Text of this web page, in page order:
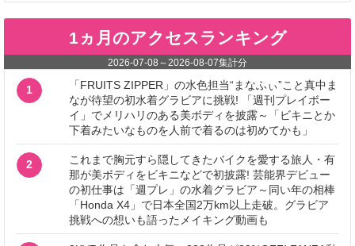
1ヵ月のアクセスランキング
2026-07-08 ～2026-08-07集計分
1
「FRUITS ZIPPER」の水色担当“まなふぃ”こと真中ま
なが待望の初水着グラビアに挑戦! 「週刊プレイボー
イ」でメリハリのある美ボディを披露～「ビキニとか
下着みたいなものを人前で着るのは初めてかも」
2
これまで胸元すら隠してきたバイクを愛する旅人・有
那が美ボディをビキニなどで初披露! 芸能界デビュー
の初仕事は「週プレ」の水着グラビア～同い年の相棒
「Honda X4」で日本全国2万km以上走破。グラビア
挑戦への想いも語ったメイキング動画も